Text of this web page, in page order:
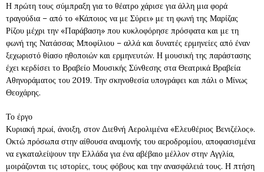
Η πρώτη τους σύμπραξη για το θέατρο χάρισε για άλλη μια φορά
τραγούδια – από το «Κάποιος να με Σύρει» με τη φωνή της Μαρίζας
Ρίζου μέχρι την «Παράβαση» που κυκλοφόρησε πρόσφατα και με τη
φωνή της Νατάσσας Μποφίλιου – αλλά και δυνατές ερμηνείες από έναν
ξεχωριστό θίασο ηθοποιών και ερμηνευτών. Η μουσική της παράστασης
έχει κερδίσει το Βραβείο Μουσικής Σύνθεσης στα Θεατρικά Βραβεία
Αθηνοράματος του 2019. Την σκηνοθεσία υπογράφει και πάλι ο Μίνως
Θεοχάρης.
Το έργο
Κυριακή πρωί, άνοιξη, στον Διεθνή Αερολιμένα «Ελευθέριος Βενιζέλος».
Οκτώ πρόσωπα στην αίθουσα αναμονής του αεροδρομίου, αποφασισμένα
να εγκαταλείψουν την Ελλάδα για ένα αβέβαιο μέλλον στην Αγγλία,
μοιράζονται τις ιστορίες, τους φόβους και την ανασφάλειά τους. Η πτήση